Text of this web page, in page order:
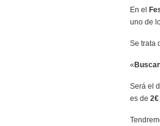
En el
uno de
Se trata
«
Será el
es de 2€